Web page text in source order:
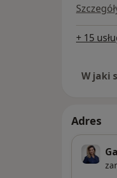
+ 15
W jaki
Adres